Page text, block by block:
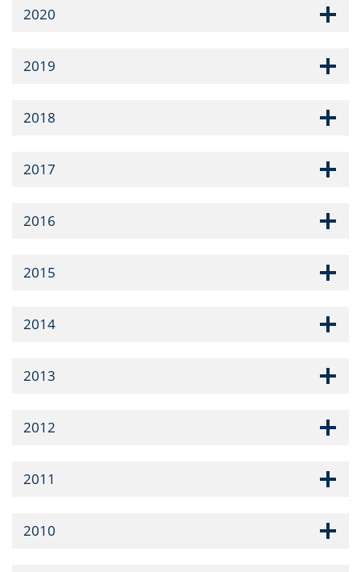
2020
2019
2018
2017
2016
2015
2014
2013
2012
2011
2010